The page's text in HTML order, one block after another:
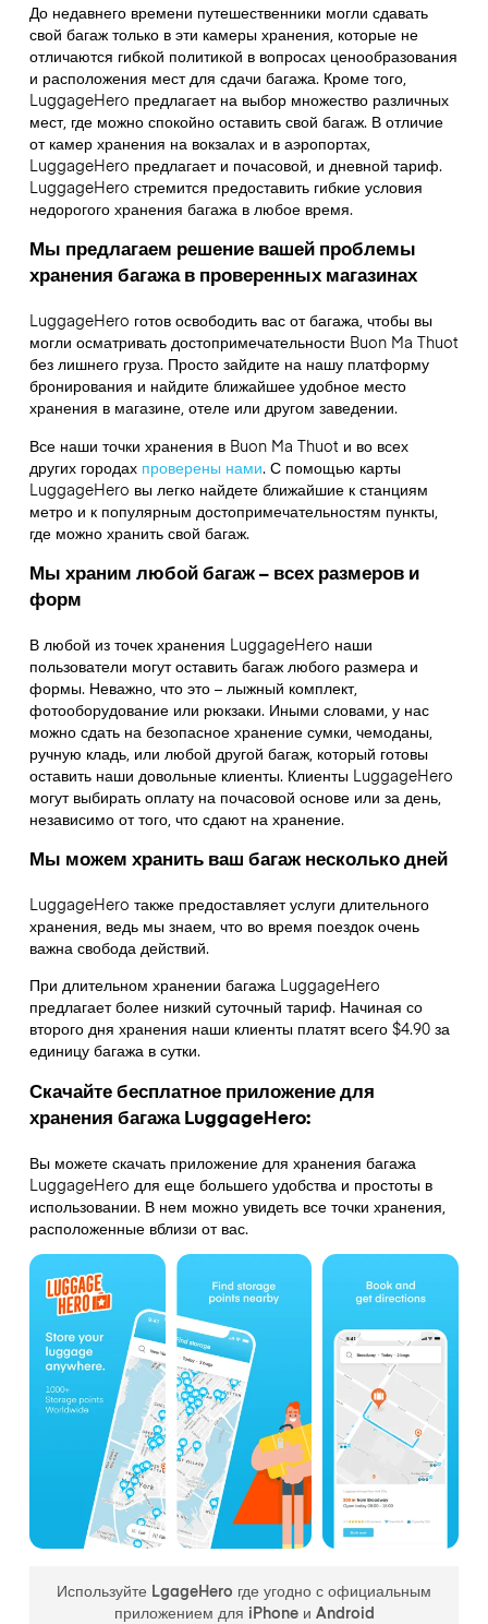
До недавнего времени путешественники могли сдавать
свой багаж только в эти камеры хранения, которые не
отличаются гибкой политикой в вопросах ценообразования
и расположения мест для сдачи багажа. Кроме того,
LuggageHero предлагает на выбор множество различных
мест, где можно спокойно оставить свой багаж. В отличие
от камер хранения на вокзалах и в аэропортах,
LuggageHero предлагает и почасовой, и дневной тариф.
LuggageHero стремится предоставить гибкие условия
недорогого хранения багажа в любое время.
Мы предлагаем решение вашей проблемы
хранения багажа в проверенных магазинах
LuggageHero готов освободить вас от багажа, чтобы вы
могли осматривать достопримечательности Buon Ma Thuot
без лишнего груза. Просто зайдите на нашу платформу
бронирования и найдите ближайшее удобное место
хранения в магазине, отеле или другом заведении.
Все наши точки хранения в Buon Ma Thuot и во всех
других городах проверены нами. С помощью карты
LuggageHero вы легко найдете ближайшие к станциям
метро и к популярным достопримечательностям пункты,
где можно хранить свой багаж.
Мы храним любой багаж – всех размеров и
форм
В любой из точек хранения LuggageHero наши
пользователи могут оставить багаж любого размера и
формы. Неважно, что это – лыжный комплект,
фотооборудование или рюкзаки. Иными словами, у нас
можно сдать на безопасное хранение сумки, чемоданы,
ручную кладь, или любой другой багаж, который готовы
оставить наши довольные клиенты. Клиенты LuggageHero
могут выбирать оплату на почасовой основе или за день,
независимо от того, что сдают на хранение.
Мы можем хранить ваш багаж несколько дней
LuggageHero также предоставляет услуги длительного
хранения, ведь мы знаем, что во время поездок очень
важна свобода действий.
При длительном хранении багажа LuggageHero
предлагает более низкий суточный тариф. Начиная со
второго дня хранения наши клиенты платят всего $4.90 за
единицу багажа в сутки.
Скачайте бесплатное приложение для
хранения багажа LuggageHero:
Вы можете скачать приложение для хранения багажа
LuggageHero для еще большего удобства и простоты в
использовании. В нем можно увидеть все точки хранения,
расположенные вблизи от вас.
Используйте LgageHero где угодно с официальным
приложением для iPhone и Android